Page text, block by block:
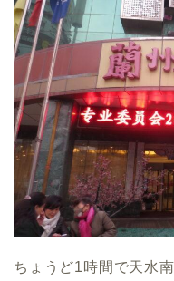
ちょうど1時間で天水